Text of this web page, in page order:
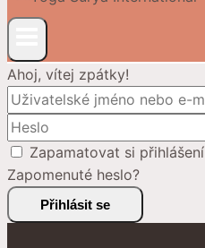
Ahoj, vítej zpátky!
Zapamatovat si přihlášení
Zapomenuté heslo?
Přihlásit se